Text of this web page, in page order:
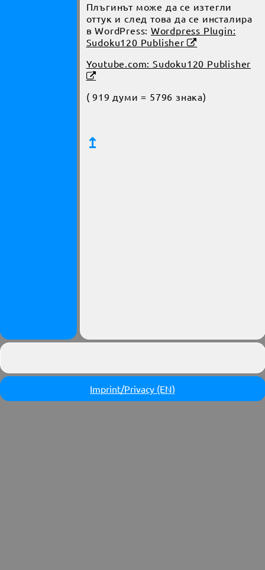
Плъгинът може да се изтегли
оттук и след това да се инсталира
в WordPress: Wordpress Plugin:
Sudoku120 Publisher
Youtube.com: Sudoku120 Publisher
( 919 думи = 5796 знака)
↥
Imprint/Privacy (EN)